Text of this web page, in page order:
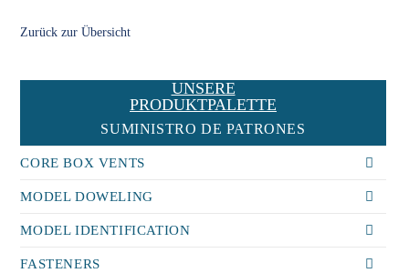
Zurück zur Übersicht
UNSERE
PRODUKTPALETTE
SUMINISTRO DE PATRONES
CORE BOX VENTS
MODEL DOWELING
MODEL IDENTIFICATION
FASTENERS